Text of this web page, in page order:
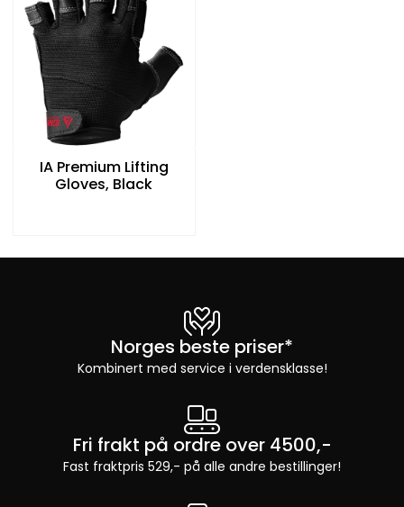
IA Premium Lifting
Gloves, Black
Norges beste priser*
Kombinert med service i verdensklasse!
Fri frakt på ordre over 4500,-
Fast fraktpris 529,- på alle andre bestillinger!